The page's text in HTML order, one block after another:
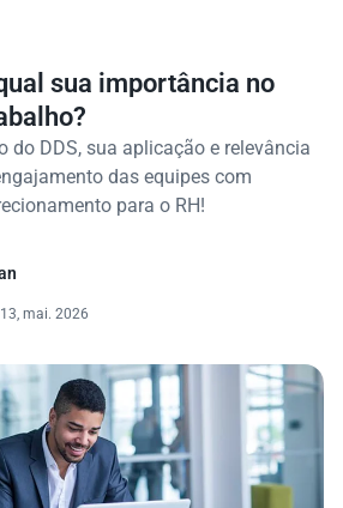
sua importância no
do DDS, sua aplicação e relevância
das equipes com
para o RH!
mai. 2026